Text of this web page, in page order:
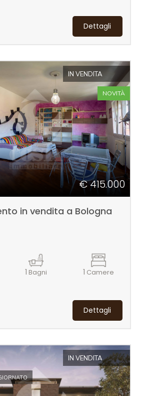
Dettagli
IN VENDITA
NOVITÀ
€ 415.000
in vendita a Bologna
1 Bagni 1 Camere
Dettagli
IN VENDITA